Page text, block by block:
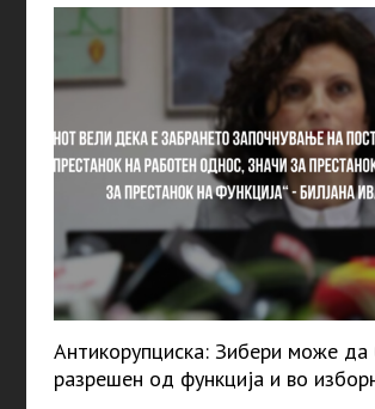
Антикорупциска: Зибери може да
разрешен од функција и во